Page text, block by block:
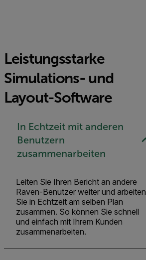
Leistungsstarke
Simulations- und
Layout-Software
In Echtzeit mit anderen
Benutzern
zusammenarbeiten
Leiten Sie Ihren Bericht an andere
Raven-Benutzer weiter und arbeiten
Sie in Echtzeit am selben Plan
zusammen. So können Sie schnell
und einfach mit Ihrem Kunden
zusammenarbeiten.